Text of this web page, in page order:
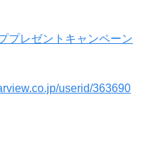
プレゼントキャンペーン
userid/363690